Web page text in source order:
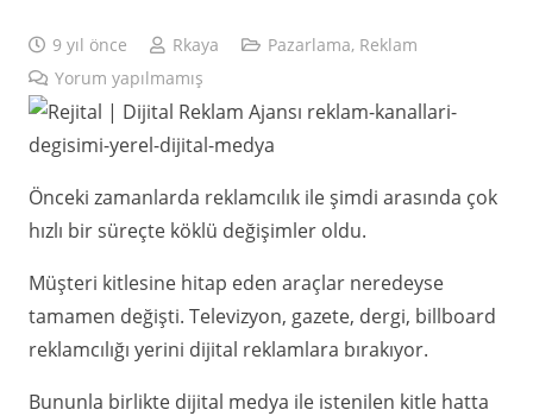
9 yıl önce Rkaya Pazarlama, Reklam
Yorum yapılmamış
Önceki zamanlarda reklamcılık ile şimdi arasında çok
hızlı bir süreçte köklü değişimler oldu.
Müşteri kitlesine hitap eden araçlar neredeyse
tamamen değişti. Televizyon, gazete, dergi, billboard
reklamcılığı yerini dijital reklamlara bırakıyor.
Bununla birlikte dijital medya ile istenilen kitle hatta